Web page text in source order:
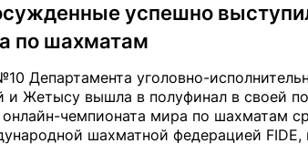
успешно
по шахматам
Департамента уголовно-
и Жетысу вышла в полуфинал в своей
чемпионата мира по шахматам
шахматной федерацией FIDE,